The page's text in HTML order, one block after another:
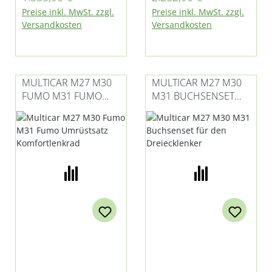
Preise inkl. MwSt. zzgl.
Versandkosten
Preise inkl. MwSt. zzgl.
Versandkosten
MULTICAR M27 M30
FUMO M31 FUMO
UMRÜSTSATZ
KOMFORTLENKRAD
MULTICAR M27 M30
M31 BUCHSENSET
FÜR DEN
DREIECKLENKER